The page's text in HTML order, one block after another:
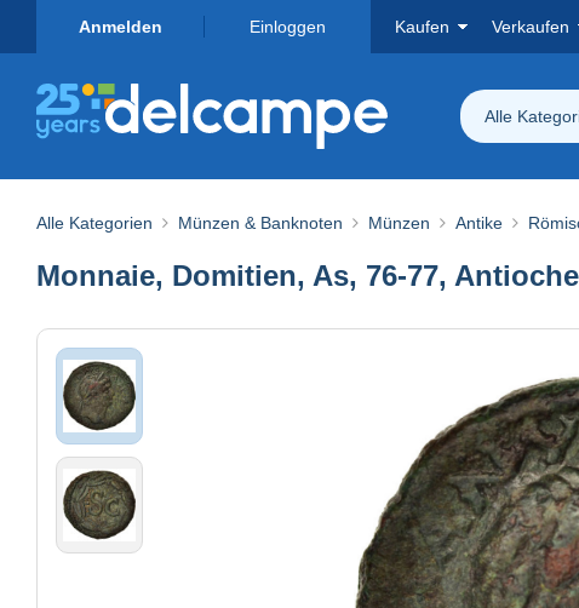
Anmelden Einloggen Kaufen Verkaufen
Alle
Alle Kategorien Münzen & Banknoten Münzen Antike
Monnaie, Domitien, As, 76-77,